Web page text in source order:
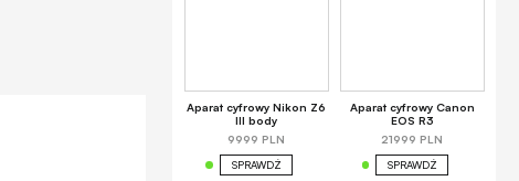
Aparat cyfrowy Nikon Z6
III body
9999 PLN
SPRAWDŹ
Aparat cyfrowy Canon
EOS R3
21999 PLN
SPRAWDŹ